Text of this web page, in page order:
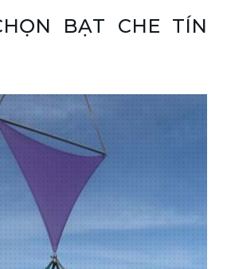
BẠT CHE TÍN